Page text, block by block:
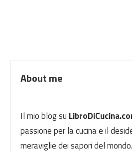
About me
Il mio blog su
passione per la cucina e il
meraviglie dei sapori del